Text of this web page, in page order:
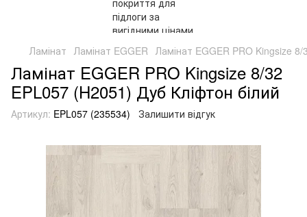
Ламінат Ламінат EGGER Ламінат EGGER PRO Kingsize
Ламінат EGGER PRO Kingsize 8/32
EPL057 (H2051) Дуб Кліфтон білий
Артикул: EPL057 (235534) Залишити відгук